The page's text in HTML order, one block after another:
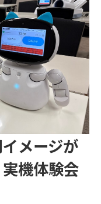
メージが
機体験会